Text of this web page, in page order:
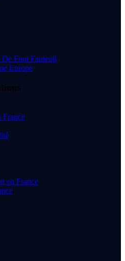
Foot Fauteuil
Europe
France
en France